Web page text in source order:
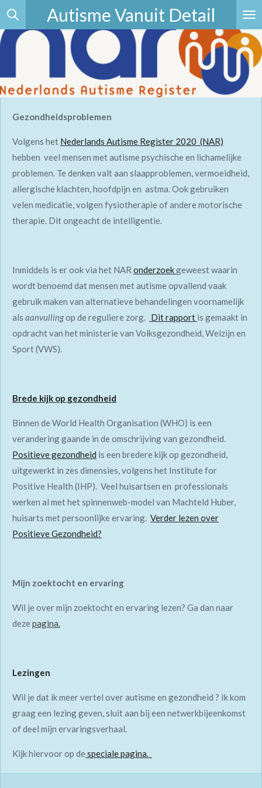
Ga
direct
naar
hoofdinhoud
Autisme Vanuit Detail
Gezondheidsproblemen
Volgens het Nederlands Autisme Register 2020 (NAR)
hebben veel mensen met autisme psychische en lichamelijke
problemen. Te denken valt aan slaapproblemen, vermoeidheid,
allergische klachten, hoofdpijn en astma. Ook gebruiken
velen medicatie, volgen fysiotherapie of andere motorische
therapie. Dit ongeacht de intelligentie.
Inmiddels is er ook via het NAR onderzoekgeweest waarin
wordt benoemd dat mensen met autisme opvallend vaak
gebruik maken van alternatieve behandelingen voornamelijk
als aanvullingop de reguliere zorg. Dit rapport is gemaakt in
opdracht van het ministerie van Volksgezondheid, Welzijn en
Sport (VWS).
Brede kijk op gezondheid
Binnen de World Health Organisation (WHO) is een
verandering gaande in de omschrijving van gezondheid.
Positieve gezondheid is een bredere kijk op gezondheid,
uitgewerkt in zes dimensies, volgens het Institute for
Positive Health (IHP). Veel huisartsen en professionals
werken al met het spinnenweb-model van Machteld Huber,
huisarts met persoonlijke ervaring. Verder lezen over
Positieve Gezondheid?
Mijn zoektocht en ervaring
Wil je over mijn zoektocht en ervaring lezen? Ga dan naar
dezepagina.
Lezingen
Wil je dat ik meer vertel over autisme en gezondheid ? Ik kom
graag een lezing geven, sluit aan bij een netwerkbijeenkomst
of deel mijn ervaringsverhaal.
Kijk hiervoor op despeciale pagina.